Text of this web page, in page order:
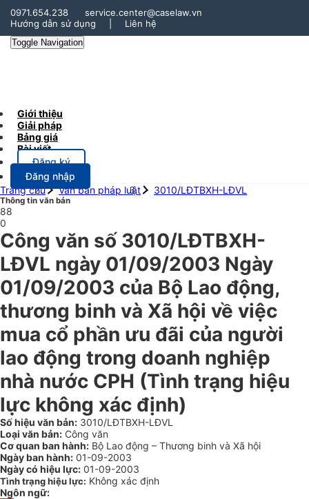
0971.654.238
service.center@caselaw.vn
Hướng dẫn sử dụng
Liên hệ
Toggle Navigation
Giới thiệu
Giải pháp
Bảng giá
Bài viết
Đăng ký
Đăng nhập
Trang chủ
Văn bản pháp luật 3010/LĐTBXH-LĐVL
Thông tin văn bản
88
0
Công văn số 3010/LĐTBXH-
LĐVL ngày 01/09/2003 Ngày
01/09/2003 của Bộ Lao động,
thương binh và Xã hội về việc
mua cổ phần ưu đãi của người
lao động trong doanh nghiệp
nhà nước CPH (Tình trạng hiệu
lực không xác định)
Số hiệu văn bản: 3010/LĐTBXH-LĐVL
Loại văn bản: Công văn
Cơ quan ban hành: Bộ Lao động – Thương binh và Xã hội
Ngày ban hành: 01-09-2003
Ngày có hiệu lực: 01-09-2003
Tình trạng hiệu lực: Không xác định
Ngôn ngữ: